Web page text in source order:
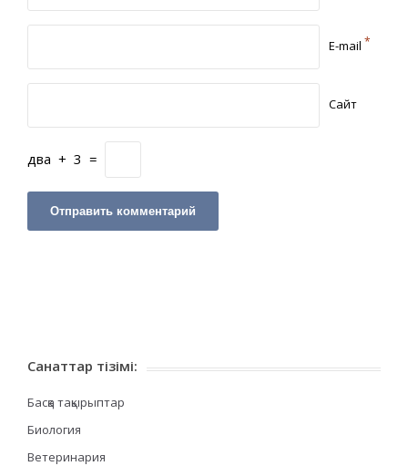
E-mail *
Сайт
два + 3 =
Санаттар тізімі:
Басқа тақырыптар
Биология
Ветеринария